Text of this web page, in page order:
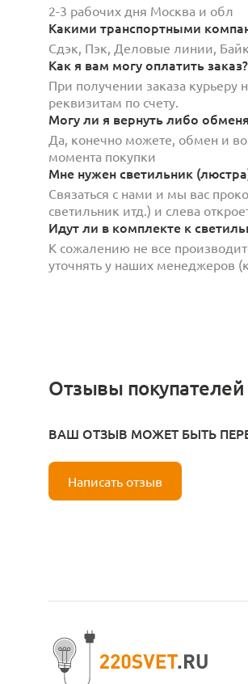
2-3 рабочих дня Москва и обл
Какими транспортными
Сдэк, Пэк, Деловые линии,
Как я вам могу оплатить заказ?
При получении заказа
реквизитам по счету.
Могу ли я вернуть либо
Да, конечно можете, обмен и
момента покупки
Мне нужен светильник
Связаться с нами и мы вас
светильник итд.) и слева
Идут ли в комплекте к
К сожалению не все
уточнять у наших менеджеров
Отзывы покупателей
ВАШ ОТЗЫВ МОЖЕТ БЫТЬ
Написать отзыв